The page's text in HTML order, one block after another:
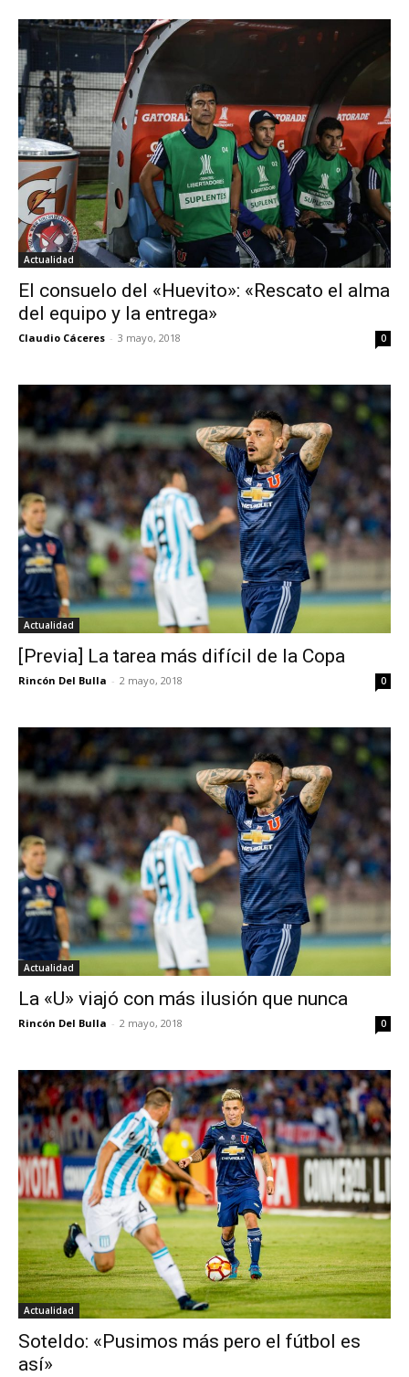
Actualidad
El consuelo del «Huevito»: «Rescato el alma
del equipo y la entrega»
Claudio Cáceres - 3 mayo, 2018 0
Actualidad
[Previa] La tarea más difícil de la Copa
Rincón Del Bulla - 2 mayo, 2018 0
Actualidad
La «U» viajó con más ilusión que nunca
Rincón Del Bulla - 2 mayo, 2018 0
Actualidad
Soteldo: «Pusimos más pero el fútbol es
así»